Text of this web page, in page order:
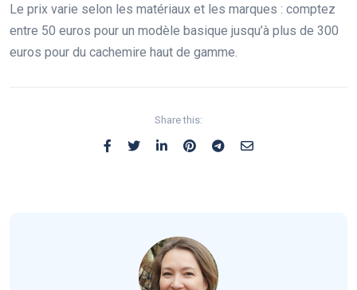
Le prix varie selon les matériaux et les marques : comptez
entre 50 euros pour un modèle basique jusqu’à plus de 300
euros pour du cachemire haut de gamme.
Share this: